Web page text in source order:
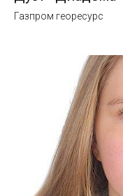
Газпром георесурс